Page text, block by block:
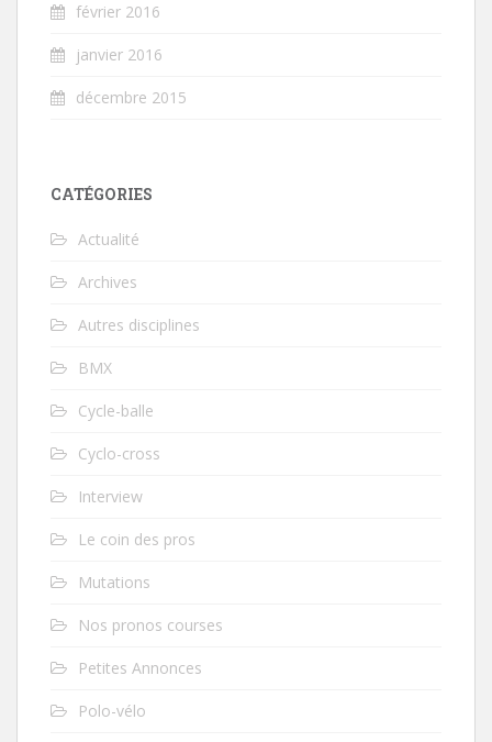
février 2016
janvier 2016
décembre 2015
CATÉGORIES
Actualité
Archives
Autres disciplines
BMX
Cycle-balle
Cyclo-cross
Interview
Le coin des pros
Mutations
Nos pronos courses
Petites Annonces
Polo-vélo